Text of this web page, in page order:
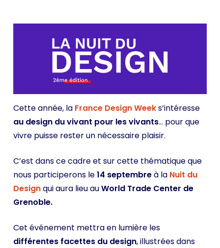
Cette année, la France Design Weeks’intéresse
au design du vivant pour les vivants… pour que
vivre puisse rester un nécessaire plaisir.
C’est dans ce cadre et sur cette thématique que
nous participerons le14 septembreà la Nuit du
Designqui aura lieu auWorld Trade Center de
Grenoble.
Cet événement mettra en lumière les
différentes facettes du design, illustrées dans